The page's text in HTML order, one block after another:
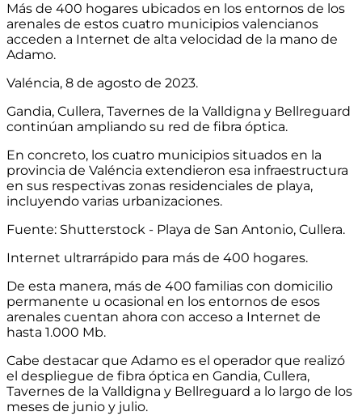
Más de 400 hogares ubicados en los entornos de los
arenales de estos cuatro municipios valencianos
acceden a Internet de alta velocidad de la mano de
Adamo.
Valéncia, 8 de agosto de 2023.
Gandia, Cullera, Tavernes de la Valldigna y Bellreguard
continúan ampliando su red de fibra óptica.
En concreto, los cuatro municipios situados en la
provincia de Valéncia extendieron esa infraestructura
en sus respectivas zonas residenciales de playa,
incluyendo varias urbanizaciones.
Fuente: Shutterstock - Playa de San Antonio, Cullera.
Internet ultrarrápido para más de 400 hogares.
De esta manera, más de 400 familias con domicilio
permanente u ocasional en los entornos de esos
arenales cuentan ahora con acceso a Internet de
hasta 1.000 Mb.
Cabe destacar que Adamo es el operador que realizó
el despliegue de fibra óptica en Gandia, Cullera,
Tavernes de la Valldigna y Bellreguard a lo largo de los
meses de junio y julio.